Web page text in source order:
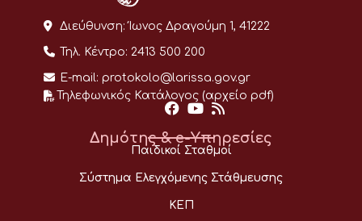
Διεύθυνση: Ίωνος Δραγούμη 1, 41222
Τηλ. Κέντρο: 2413 500 200
E-mail: protokolo@larissa.gov.gr
Τηλεφωνικός Κατάλογος (αρχείο pdf)
Δημότης & e-Υπηρεσίες
Παιδικοί Σταθμοί
Σύστημα Ελεγχόμενης Στάθμευσης
ΚΕΠ